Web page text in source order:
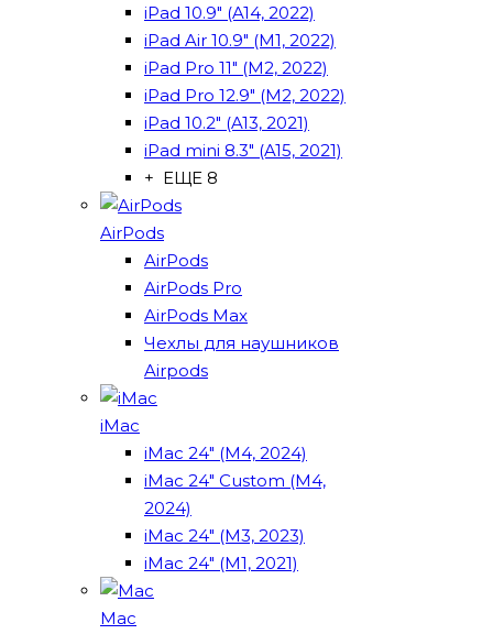
iPad 10.9" (A14, 2022)
iPad Air 10.9" (M1, 2022)
iPad Pro 11" (M2, 2022)
iPad Pro 12.9" (M2, 2022)
iPad 10.2" (A13, 2021)
iPad mini 8.3" (A15, 2021)
+ ЕЩЕ 8
AirPods
AirPods
AirPods Pro
AirPods Max
Чехлы для наушников
Airpods
iMac
iMac 24" (M4, 2024)
iMac 24" Custom (M4,
2024)
iMac 24" (M3, 2023)
iMac 24" (M1, 2021)
Mac